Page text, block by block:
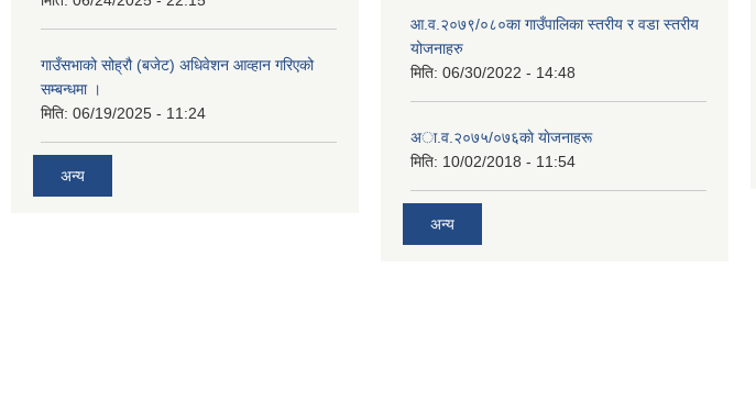
गाउँसभाको सोह्रौ (बजेट) अधिवेशन आव्हान गरिएको
सम्बन्धमा ।
मिति: 06/19/2025 - 11:24
अन्य
आ.व.२०७९/०८०का गाउँपालिका स्तरीय र वडा स्तरीय
योजनाहरु
मिति: 06/30/2022 - 14:48
अा‍‍.व.२०७५/०७६काे याेजनाहरू
मिति: 10/02/2018 - 11:54
अन्य